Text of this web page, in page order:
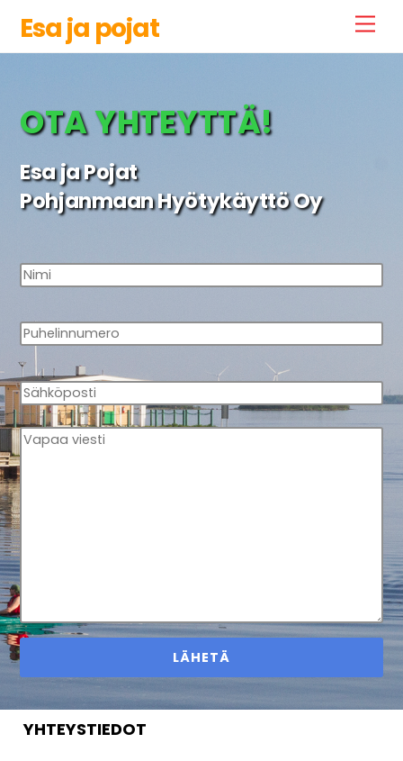
content
Esa ja pojat
OTA YHTEYTTÄ!
Esa ja Pojat
Pohjanmaan Hyötykäyttö Oy
YHTEYSTIEDOT